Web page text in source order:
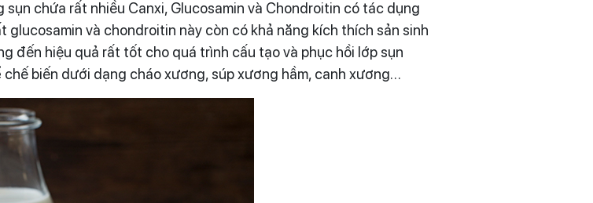
chứa rất nhiều Canxi, Glucosamin và Chondroitin có tác dụng
và chondroitin này còn có khả năng kích thích sản sinh
đến hiệu quả rất tốt cho quá trình cấu tạo và phục hồi lớp sụn
biến dưới dạng cháo xương, súp xương hầm, canh xương…